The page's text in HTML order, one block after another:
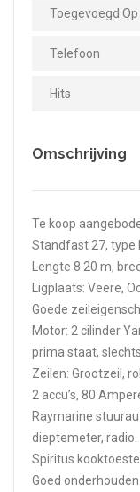
Toegevoegd Op
Telefoon
Hits
Omschrijving
Te koop
Standfast 27, type
Lengte 8.20 m,
Ligplaats: Veere,
Goede
Motor: 2 cilinder
prima staat,
Zeilen: Grootzeil,
2 accu’s, 80
Raymarine
dieptemeter, radio.
Spiritus
Goed